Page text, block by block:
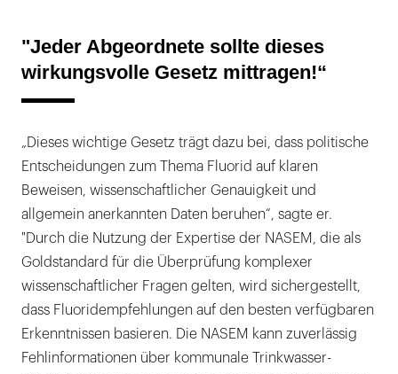
"Jeder Abgeordnete sollte dieses
wirkungsvolle Gesetz mittragen!“
„Dieses wichtige Gesetz trägt dazu bei, dass politische
Entscheidungen zum Thema Fluorid auf klaren
Beweisen, wissenschaftlicher Genauigkeit und
allgemein anerkannten Daten beruhen“, sagte er.
"Durch die Nutzung der Expertise der NASEM, die als
Goldstandard für die Überprüfung komplexer
wissenschaftlicher Fragen gelten, wird sichergestellt,
dass Fluoridempfehlungen auf den besten verfügbaren
Erkenntnissen basieren. Die NASEM kann zuverlässig
Fehlinformationen über kommunale Trinkwasser-